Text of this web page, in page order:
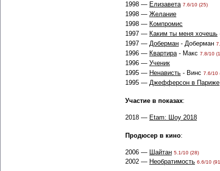
1998 — Елизавета 7.6/10 (25)
1998 — Желание
1998 — Компромис
1997 — Каким ты меня хочешь
1997 — Доберман - Доберман
1996 — Квартира- Макс 7.8/10
1996 — Ученик
1995 — Ненависть - Винс 7.6/10
1995 — Джефферсон в Париже
Участие в показах:
2018 — Etam: Шоу 2018
Продюсер в кино:
2006 — Шайтан 5.1/10 (28)
2002 — Необратимость 6.6/10